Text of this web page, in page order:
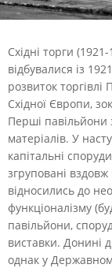
Східні торги
відбувалися із
розвиток
Східної Європи,
Перші павільйони
матеріалів. У
капітальні
згруповані
відносились до
функціоналізму
павільйони,
виставки. Донині
однак у